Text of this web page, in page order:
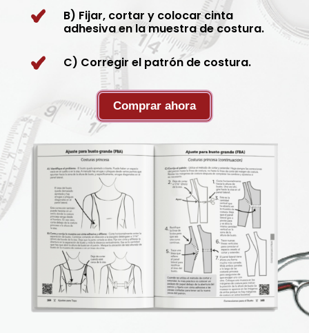
B) Fijar, cortar y colocar cinta
adhesiva en la muestra de costura.
C) Corregir el patrón de costura.
Comprar ahora